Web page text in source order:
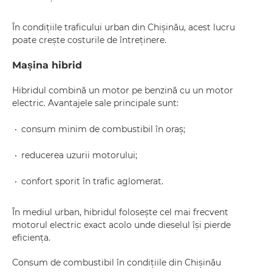
În condițiile traficului urban din Chișinău, acest lucru
poate crește costurile de întreținere.
Mașina hibrid
Hibridul combină un motor pe benzină cu un motor
electric. Avantajele sale principale sunt:
consum minim de combustibil în oraș;
reducerea uzurii motorului;
confort sporit în trafic aglomerat.
În mediul urban, hibridul folosește cel mai frecvent
motorul electric exact acolo unde dieselul își pierde
eficiența.
Consum de combustibil în condițiile din Chișinău